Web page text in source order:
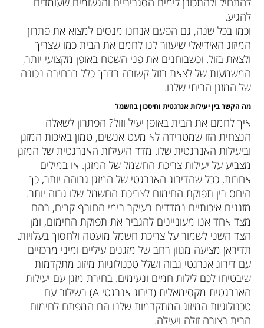
להגיע.
וכמו בכל שנה, גם הפעם אנחנו מנסים למצוא את פתרון
המיזוג האידיאלי שיעזור לנו לחמם את הבית כמו שצריך
ולצאת בזול. וכשבוחנים את פני השטח באופן מקצועי יותר,
המשמעות של לצאת בזול קשורה בדרך כלל בבחירה נכונה
של המזגן הביתי שלנו.
מה הקשר בין יעילות אנרגטית וחיסכון בחשמל
איך לחמם את הבית באופן יעיל וזול? הפתרון לשאלה
הנצחית הזו שמטרידה לא מעט אנשים, טמון באיכות המזגן
וביעילות האנרגטית שלו. מדד היעילות האנרגטית של המזגן
מצביע על יעילות צריכת החשמל של המזגן. או במילים
אחרות, ככל שהדירוג האנרגטי של המזגן גבוהה יותר, כך
היחס בין תפוקת החימום לצריכת החשמל שלו גבוה יותר.
מזגנים איכותיים נמדדים בעיקר בימי החורף קרים, בהם
מצד אחד אנו מעוניינים להגביר את תפוקת החימום, ומן
הצד השני לשמור על צריכת חשמל מועטה ולחסוך בעלויות.
תדיראן מציעה מגוון רחב של מזגנים עיליים ומיני מרכזיים
עם דירוג אנרגטי גבוה ושלל טכנולוגיות מיזוג מתקדמות
שיבטיחו לכם לילות חמים ונעימים. בחירת מזגן עם יעילות
האנרגטית מקסימאלית (דירוג אנרגטי A) בשילוב עם
טכנולוגיות המיזוג המתקדמות שלנו הם המפתח לחימום
הבית בצורה זולה ויעילה.